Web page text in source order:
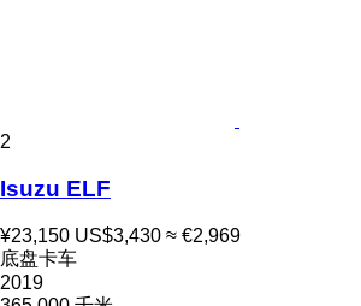
2
Isuzu ELF
¥23,150 US$3,430 ≈ €2,969
底盘卡车
2019